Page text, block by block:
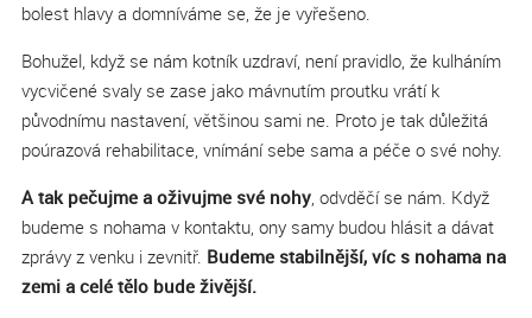
bolest hlavy a domníváme se, že je vyřešeno.
Bohužel, když se nám kotník uzdraví, není pravidlo, že kulháním
vycvičené svaly se zase jako mávnutím proutku vrátí k
původnímu nastavení, většinou sami ne. Proto je tak důležitá
poúrazová rehabilitace, vnímání sebe sama a péče o své nohy.
A tak pečujme a oživujme své nohy, odvděčí se nám. Když
budeme s nohama v kontaktu, ony samy budou hlásit a dávat
zprávy z venku i zevnitř. Budeme stabilnější, víc s nohama na
zemi a celé tělo bude živější.